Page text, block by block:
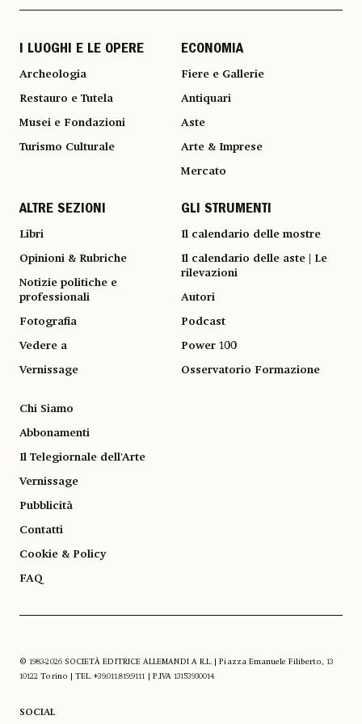
I LUOGHI E LE OPERE
Archeologia
Restauro e Tutela
Musei e Fondazioni
Turismo Culturale
ECONOMIA
Fiere e Gallerie
Antiquari
Aste
Arte & Imprese
Mercato
ALTRE SEZIONI
Libri
Opinioni & Rubriche
Notizie politiche e
professionali
Fotografia
Vedere a
Vernissage
GLI STRUMENTI
Il calendario delle mostre
Il calendario delle aste | Le
rilevazioni
Autori
Podcast
Power 100
Osservatorio Formazione
Chi Siamo
Abbonamenti
Il Telegiornale dell'Arte
Vernissage
Pubblicità
Contatti
Cookie & Policy
FAQ
© 1983-2026 SOCIETÀ EDITRICE ALLEMANDI A R.L. | Piazza Emanuele Filiberto, 13
10122 Torino | TEL. +39.011.819.9111 | P.IVA 13153930014
SOCIAL